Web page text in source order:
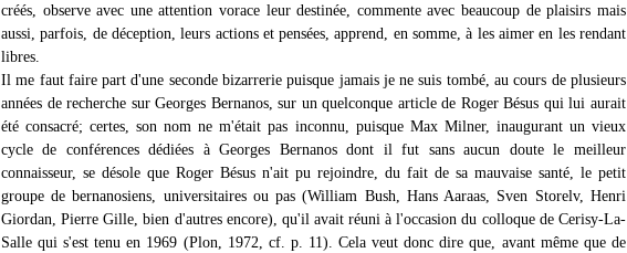
créés, observe avec une attention vorace leur destinée, commente avec beaucoup de plaisirs mais
aussi, parfois, de déception, leurs actions et pensées, apprend, en somme, à les aimer en les rendant
libres.
Il me faut faire part d'une seconde bizarrerie puisque jamais je ne suis tombé, au cours de plusieurs
années de recherche sur Georges Bernanos, sur un quelconque article de Roger Bésus qui lui aurait
été consacré; certes, son nom ne m'était pas inconnu, puisque Max Milner, inaugurant un vieux
cycle de conférences dédiées à Georges Bernanos dont il fut sans aucun doute le meilleur
connaisseur, se désole que Roger Bésus n'ait pu rejoindre, du fait de sa mauvaise santé, le petit
groupe de bernanosiens, universitaires ou pas (William Bush, Hans Aaraas, Sven Storelv, Henri
Giordan, Pierre Gille, bien d'autres encore), qu'il avait réuni à l'occasion du colloque de Cerisy-La-
Salle qui s'est tenu en 1969 (Plon, 1972, cf. p. 11). Cela veut donc dire que, avant même que de